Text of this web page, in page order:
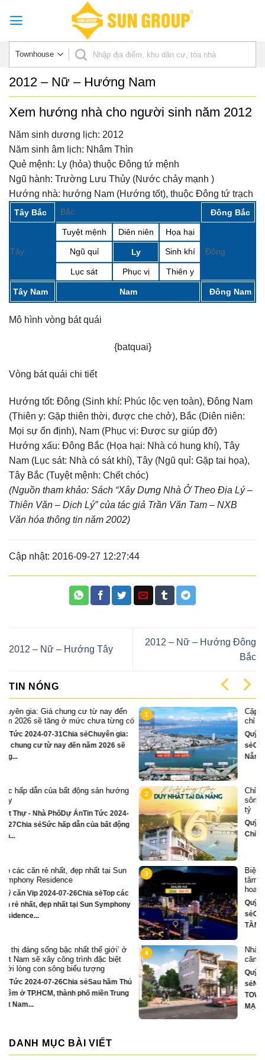
2012 – Nữ – Hướng Nam
Xem hướng nhà cho người sinh năm 2012
Năm sinh dương lịch: 2012
Năm sinh âm lịch: Nhâm Thìn
Quẻ mệnh: Ly (hỏa) thuộc Đông tứ mệnh
Ngũ hành: Trường Lưu Thủy (Nước chảy mạnh )
Hướng nhà: hướng Nam (Hướng tốt), thuộc Đông tứ trạch
Tây Bắc Bắc Đông Bắc
Tây
Tuyệt mệnh Diên niên Họa hại
Đông
Ngũ quỉ Ly Sinh khí
Lục sát Phục vị Thiên y
Tây Nam Nam Đông Nam
Mô hình vòng bát quái
{batquai}
Vòng bát quái chi tiết
Hướng tốt: Đông (Sinh khí: Phúc lộc vẹn toàn), Đông Nam
(Thiên y: Gặp thiên thời, được che chở), Bắc (Diên niên:
Mọi sự ổn định), Nam (Phục vị: Được sự giúp đỡ)
Hướng xấu: Đông Bắc (Họa hại: Nhà có hung khí), Tây
Nam (Lục sát: Nhà có sát khí), Tây (Ngũ quỉ: Gặp tai họa),
Tây Bắc (Tuyệt mệnh: Chết chóc)
(Nguồn tham khảo: Sách “Xây Dựng Nhà Ở Theo Địa Lý –
Thiên Văn – Dịch Lý” của tác giả Trần Văn Tam – NXB
Văn hóa thông tin năm 2002)
Cập nhật: 2016-09-27 12:27:44
2012 – Nữ – Hướng Tây
2012 – Nữ – Hướng Đông
Bắc
TIN NÓNG
1
Cặp Nhà phố sát sông Sonata 3 tầng
chỉ hơn 16 tỷ
Quỹ căn VipTin Tức 2024-12-13Chia
sẻCặp nhà phố 3 tầng sát sông Hàn Đà
Nẵng....
2
Chỉ hơn 16 tỷ – nhà phố 3 tầng bên
sông Hàn sở hữu tiện ích biệt thự trăm
tỷ
Quỹ căn VipTin Tức 2024-09-05Chia sẻ
Chỉ hơn 16 tỷ – nhà phố 3 tầng...
3
Biệt thự song lập mặt sông Hàn, trung
tâm Đà Nẵng ngay khán đài xem pháo
hoa DIFF
Quỹ căn VipTin Tức 2024-08-28Chia
sẻCHỈ DUY NHẤT 16 CĂN BIỆT THỰ 3
TẦNG MẶT...
4
Nhà phố bên sông Hàn, ngay sát toà
căn hộ cao cấp S3 gần ngay mặt sông
Quỹ căn VipTin Tức 2024-08-28Chia
sẻNHÀ PHỐ BÊN SÔNG HÀN
TOWNHOUSE KINH DOANH THƯƠNG
DANH MỤC BÀI VIẾT